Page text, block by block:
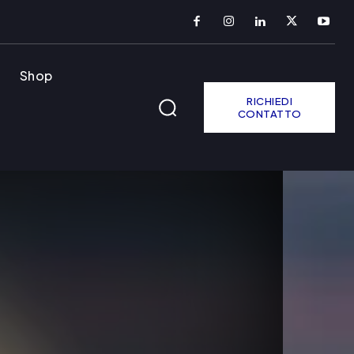
Shop
RICHIEDI
CONTATTO